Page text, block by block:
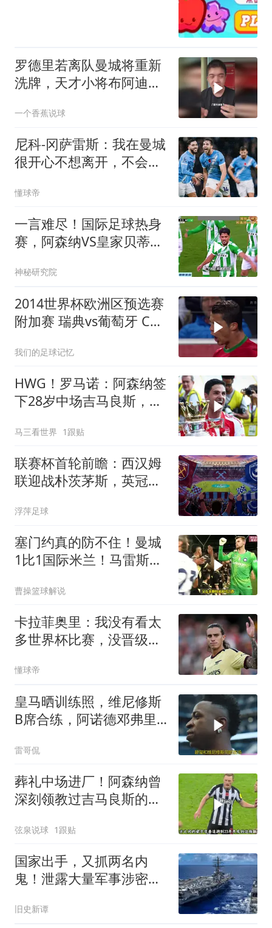
罗德里若离队曼城将重新
洗牌，天才小将布阿迪有
一个香蕉说球
尼科-冈萨雷斯：我在曼城
很开心不想离开，不会纠
懂球帝
一言难尽！国际足球热身
赛，阿森纳VS皇家贝蒂
神秘研究院
2014世界杯欧洲区预选赛
附加赛 瑞典vs葡萄牙 C罗
我们的足球记忆
HWG！罗马诺：阿森纳签
下28岁中场吉马良斯，转
马三看世界 1跟贴
联赛杯首轮前瞻：西汉姆
联迎战朴茨茅斯，英冠双
浮萍足球
塞门约真的防不住！曼城
1比1国际米兰！马雷斯卡
曹操篮球解说
卡拉菲奥里：我没有看太
多世界杯比赛，没晋级真
懂球帝
皇马晒训练照，维尼修斯
B席合练，阿诺德邓弗里
雷哥侃
葬礼中场进厂！阿森纳曾
深刻领教过吉马良斯的恐
弦泉说球 1跟贴
国家出手，又抓两名内
鬼！泄露大量军事涉密资
旧史新谭